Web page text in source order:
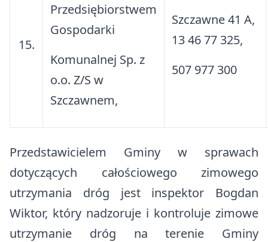
15.
Przedsiębiorstwem
Gospodarki
Komunalnej Sp. z
o.o. Z/S w
Szczawnem,
Szczawne 41 A,
13 46 77 325,
507 977 300
Przedstawicielem Gminy w sprawach
dotyczących całościowego zimowego
utrzymania dróg jest inspektor Bogdan
Wiktor, który nadzoruje i kontroluje zimowe
utrzymanie dróg na terenie Gminy